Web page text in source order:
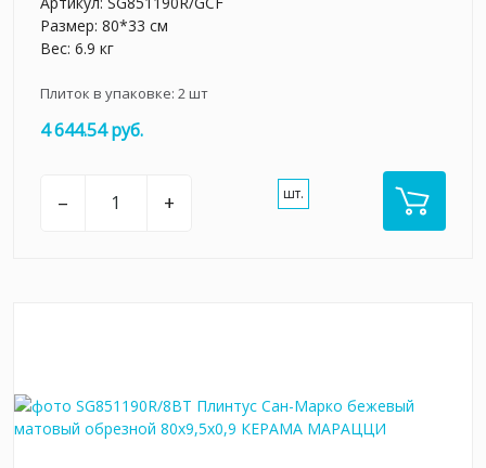
Размер: 80*33 см
Вес: 6.9 кг
Плиток в упаковке: 2шт
4 644.54 руб.
– + шт.